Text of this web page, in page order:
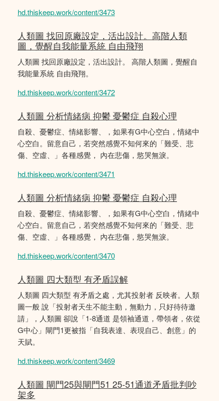
hd.thiskeep.work/content/3473
人類圖 找回原廠設定，活出設計。高階人類
圖，覺醒自我能量系統 自由飛翔
人類圖 找回原廠設定，活出設計。 高階人類圖，覺醒自
我能量系統 自由飛翔。
hd.thiskeep.work/content/3472
人類圖 分析情緒病 抑鬱 憂鬱症 自殺心理
自殺、憂鬱症、情緒影響、，如果有G中心空白，情緒中
心空白。留意自己，若突然感覺不知何來的「難受、悲
傷、空虛、」各種感覺， 內在悲傷，慾哭無淚。
hd.thiskeep.work/content/3471
人類圖 分析情緒病 抑鬱 憂鬱症 自殺心理
自殺、憂鬱症、情緒影響、，如果有G中心空白，情緒中
心空白。留意自己，若突然感覺不知何來的「難受、悲
傷、空虛、」各種感覺， 內在悲傷，慾哭無淚。
hd.thiskeep.work/content/3470
人類圖 四大類型 有矛盾誤解
人類圖 四大類型 有矛盾之處，尤其投射者 反映者。人類
圖一般 說「投射者天生不能主動，無動力，只好待待邀
請」，人類圖 卻說「1-8通道 是領袖通道，帶領者，依從
G中心」閘門1更被指「自我表達、表現自己、創意」的
天賦。
hd.thiskeep.work/content/3469
人類圖 閘門25與閘門51 25-51通道矛盾批判吵
架多